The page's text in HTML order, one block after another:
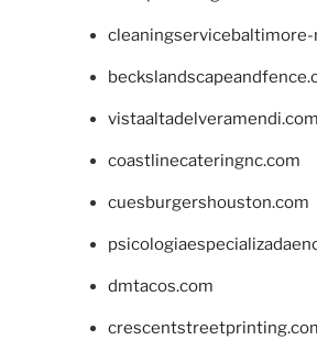
cleaningservicebaltimore-
vistaaltadelveramendi.com
coastlinecateringnc.com
cuesburgershouston.com
dmtacos.com